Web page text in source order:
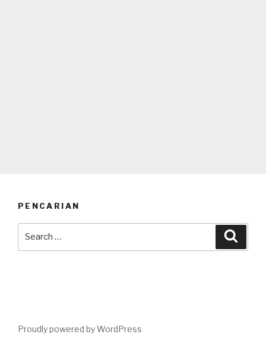
PENCARIAN
Proudly powered by WordPress